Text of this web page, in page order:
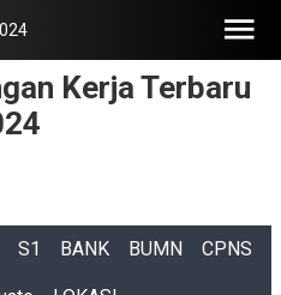
Kerja Terbaru
S1 BANK BUMN CPNS